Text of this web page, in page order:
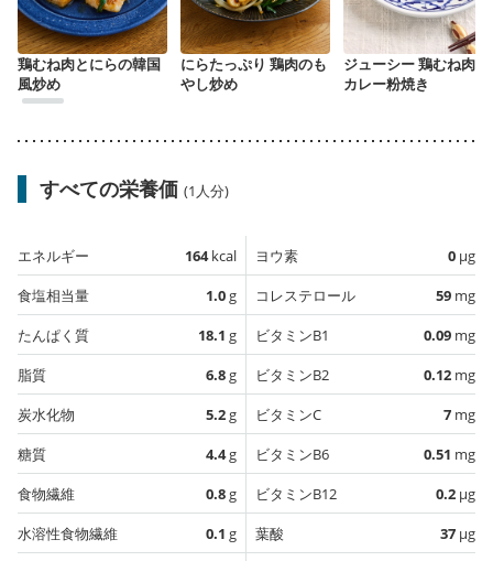
鶏むね肉とにらの韓国
風炒め
にらたっぷり 鶏肉のも
やし炒め
ジューシー 鶏むね肉の
カレー粉焼き
すべての栄養価 (1人分)
エネルギー 164kcal
食塩相当量
1.0g
たんぱく質
18.1 g
脂質
6.8g
炭水化物
5.2g
糖質
4.4g
食物繊維
0.8g
水溶性食物繊維
0.1 g
ヨウ素 0 µg
コレステロール
59 mg
ビタミンB1
0.09 mg
ビタミンB2
0.12 mg
ビタミンC
7 mg
ビタミンB6
0.51 mg
ビタミンB12
0.2 µg
葉酸
37 µg